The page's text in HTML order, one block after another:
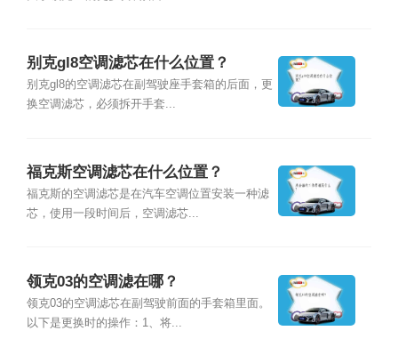
别克gl8空调滤芯在什么位置？
别克gl8的空调滤芯在副驾驶座手套箱的后面，更
换空调滤芯，必须拆开手套...
福克斯空调滤芯在什么位置？
福克斯的空调滤芯是在汽车空调位置安装一种滤
芯，使用一段时间后，空调滤芯...
领克03的空调滤在哪？
领克03的空调滤芯在副驾驶前面的手套箱里面。
以下是更换时的操作：1、将...